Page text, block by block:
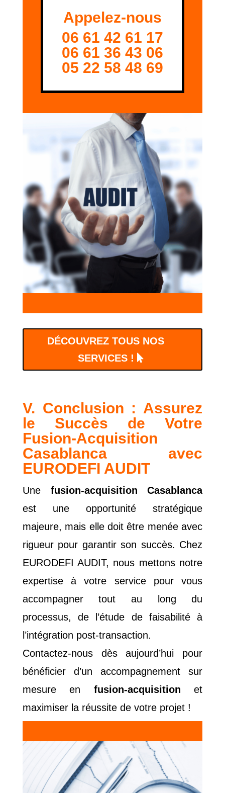
Appelez-nous
06 61 42 61 17
06 61 36 43 06
05 22 58 48 69
DÉCOUVREZ TOUS NOS
SERVICES !
V. Conclusion : Assurez
le Succès de Votre
Fusion-Acquisition
Casablanca avec
EURODEFI AUDIT
Une fusion-acquisition Casablanca
est une opportunité stratégique
majeure, mais elle doit être menée avec
rigueur pour garantir son succès. Chez
EURODEFI AUDIT, nous mettons notre
expertise à votre service pour vous
accompagner tout au long du
processus, de l’étude de faisabilité à
l’intégration post-transaction.
Contactez-nous dès aujourd’hui pour
bénéficier d’un accompagnement sur
mesure en fusion-acquisition et
maximiser la réussite de votre projet !